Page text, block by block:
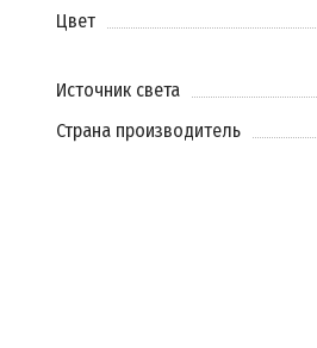
Цвет
Источник света
Страна производитель